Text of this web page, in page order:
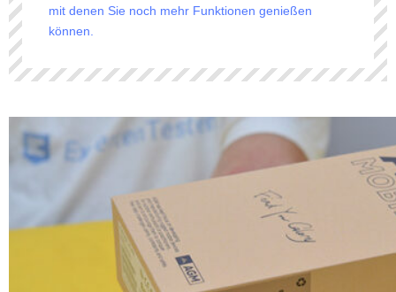
mit denen Sie noch mehr Funktionen genießen
können.